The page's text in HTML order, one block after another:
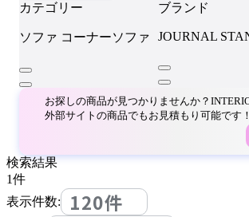
カテゴリー
ソファ コーナーソファ
ブランド
JOURNAL
お探しの商品が見つかりませんか？
外部サイトの商品でもお見積もり可能です！
検索結果
1件
表示件数:
120件